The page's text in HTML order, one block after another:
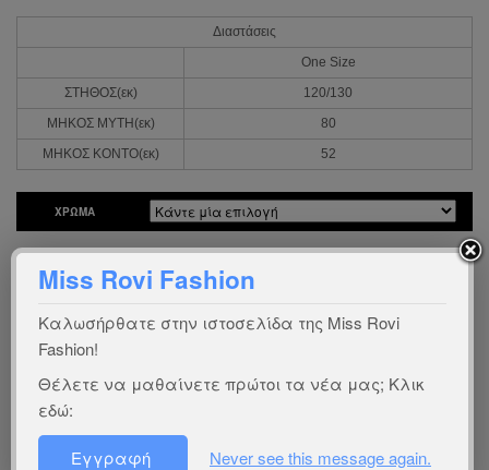
Διαστάσεις
One Size
ΣΤΗΘΟΣ(εκ)
120/130
ΜΗΚΟΣ ΜΥΤΗ(εκ)
80
ΜΗΚΟΣ ΚΟΝΤΟ(εκ)
52
ΧΡΏΜΑ
Είστε πελάτης χονδρικής; Συνδεθείτε
Οδηγός προϊόντος:
Χώρα προέλευσης:
Miss Rovi Fashion
Καλωσήρθατε στην ιστοσελίδα της Miss Rovi
Fashion!
Θέλετε να μαθαίνετε πρώτοι τα νέα μας; Κλικ
εδώ:
Εγγραφή Never see this message again.